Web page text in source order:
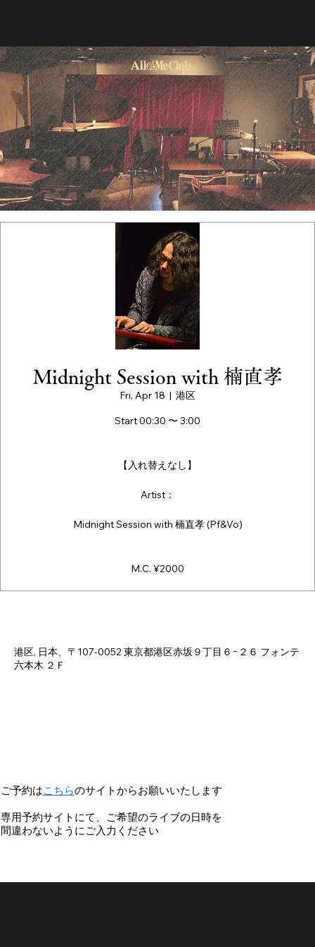
ご予約はこちらのサイトからお願いいたします
専用予約サイトにて、ご希望のライブの日時を
間違わないようにご入力ください
Midnight Session with 楠直孝
Fri, Apr 18
  |
港区
Start 00:30 〜 3:00
【入れ替えなし】
Artist：
Midnight Session with 楠直孝 (Pf&Vo)
M.C. ¥2000
港区, 日本、〒107-0052 東京都港区赤坂９丁目６−２６ フォンテ
六本木 ２Ｆ